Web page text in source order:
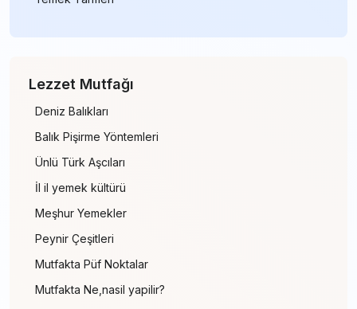
Lezzet Mutfağı
Deniz Balıkları
Balık Pişirme Yöntemleri
Ünlü Türk Aşcıları
İl il yemek kültürü
Meşhur Yemekler
Peynir Çeşitleri
Mutfakta Püf Noktalar
Mutfakta Ne,nasil yapilir?